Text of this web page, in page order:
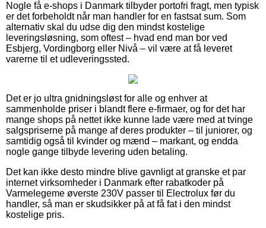
Nogle få e-shops i Danmark tilbyder portofri fragt, men typisk
er det forbeholdt når man handler for en fastsat sum. Som
alternativ skal du udse dig den mindst kostelige
leveringsløsning, som oftest – hvad end man bor ved
Esbjerg, Vordingborg eller Nivå – vil være at få leveret
varerne til et udleveringssted.
Det er jo ultra gnidningsløst for alle og enhver at
sammenholde priser i blandt flere e-firmaer, og for det har
mange shops på nettet ikke kunne lade være med at tvinge
salgspriserne på mange af deres produkter – til juniorer, og
samtidig også til kvinder og mænd – markant, og endda
nogle gange tilbyde levering uden betaling.
Det kan ikke desto mindre blive gavnligt at granske et par
internet virksomheder i Danmark efter rabatkoder på
Varmelegeme øverste 230V passer til Electrolux før du
handler, så man er skudsikker på at få fat i den mindst
kostelige pris.